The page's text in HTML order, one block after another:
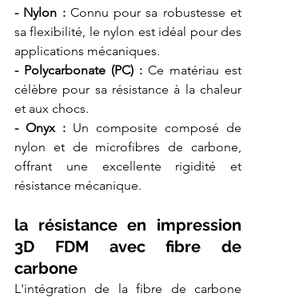
- Nylon : Connu pour sa robustesse et
sa flexibilité, le nylon est idéal pour des
applications mécaniques.
- Polycarbonate (PC) : Ce matériau est
célèbre pour sa résistance à la chaleur
et aux chocs.
- Onyx : Un composite composé de
nylon et de microfibres de carbone,
offrant une excellente rigidité et
résistance mécanique.
la résistance en impression
3D FDM avec fibre de
carbone
L'intégration de la fibre de carbone